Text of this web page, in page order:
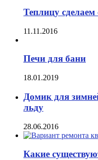
Теплицу сделаем
11.11.2016
Печи для бани
18.01.2019
Домик для
льду
28.06.2016
Какие